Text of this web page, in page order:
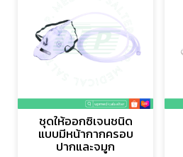
ชุดให้ออกซิเจนชนิด
แบบมีหน้ากากครอบ
ปากและจมูก